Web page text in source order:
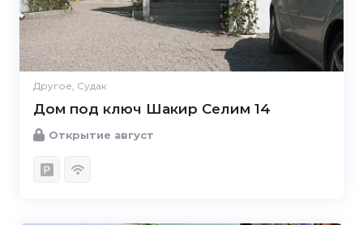
Другое, Судак
Дом под ключ Шакир Селим 14
Открытие август